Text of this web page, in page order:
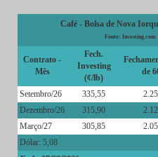
Café - Bolsa de Nova
Fonte: Investing.com
Contrato -
Mês
Fech.
Investing
(¢/lb)
de
Setembro/26 335,55
Dezembro/26
315,90
Março/27
305,85
Dólar: 5,08